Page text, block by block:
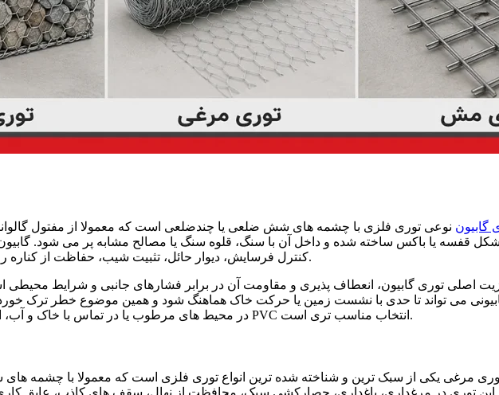
گابیون نوعی توری فلزی با چشمه های شش ضلعی یا چندضلعی است که معمولا از مفتول
قفسه یا باکس ساخته شده و داخل آن با سنگ، قلوه سنگ یا مصالح مشابه پر می شود.
کنترل فرسایش، دیوار حائل، تثبیت شیب، حفاظت از کناره رودخانه و محوطه سازی استفاده می شود.
اصلی توری گابیون، انعطاف پذیری و مقاومت آن در برابر فشارهای جانبی و شرایط
می تواند تا حدی با نشست زمین یا حرکت خاک هماهنگ شود و همین موضوع خطر ترک
در محیط های مرطوب یا در تماس با خاک و آب، استفاده از گابیون گالوانیزه گرم یا روکش PVC انتخاب مناسب تری است.
مرغی یکی از سبک ترین و شناخته شده ترین انواع توری فلزی است که معمولا با چشمه